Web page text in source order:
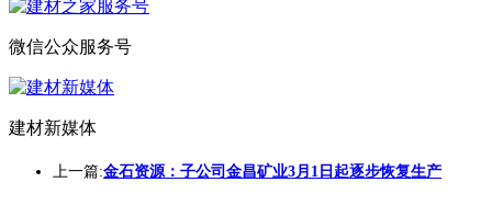
微信公众服务号
建材新媒体
上一篇:金石资源：子公司金昌矿业3月1日起逐步恢复生产